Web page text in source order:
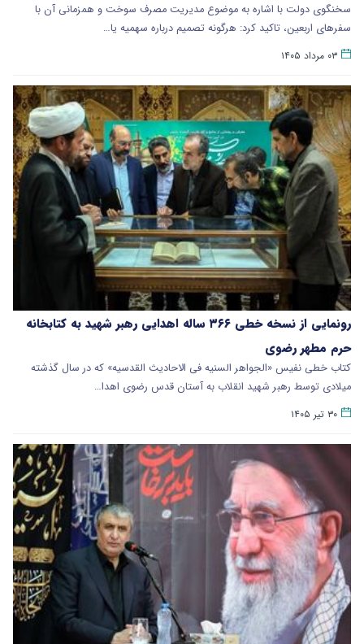
سخنگوی دولت با اشاره به موضوع مدیریت مصرف سوخت و همزمانی آن با
سفرهای اربعین، تاکید کرد: هرگونه تصمیم درباره سهمیه یا…
۰۳ مرداد ۱۴۰۵
رونمایی از نسخه خطی ۳۶۶ ساله اهدایی رهبر شهید به کتابخانه
حرم مطهر رضوی
کتاب خطی نفیس «الجواهر السنیه فی الاحادیث القدسیه» که در سال گذشته
میلادی توسط رهبر شهید انقلاب به آستان قدس رضوی اهدا…
۳۰ تیر ۱۴۰۵